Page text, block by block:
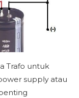
Trafo untuk
supply atau